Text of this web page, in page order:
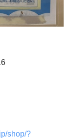
shop/?